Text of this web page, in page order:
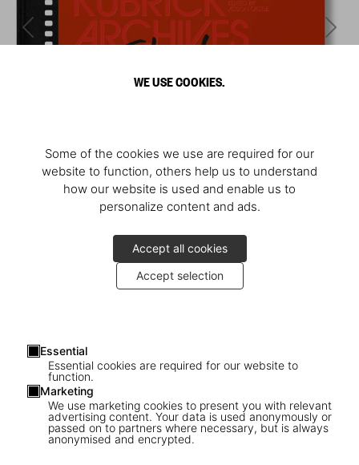
WE USE COOKIES.
Some of the cookies we use are required for our
website to function, others help us to understand
how our website is used and enable us to
personalize content and ads.
Accept all cookies
Accept selection
Essential
Essential cookies are required for our website to
function.
Marketing
We use marketing cookies to present you with relevant
advertising content. Your data is used anonymously or
passed on to partners where necessary, but is always
anonymised and encrypted.
1/ 8
The Stanley Kubrick Archives